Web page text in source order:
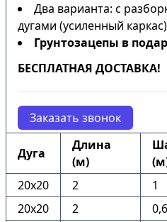
Два варианта: с
дугами (усиленный
Грунтозацепы в
БЕСПЛАТНАЯ ДОСТАВКА!
Заказать звонок
Дуга
Длина
(м)
20х20 2 1
20х20
2